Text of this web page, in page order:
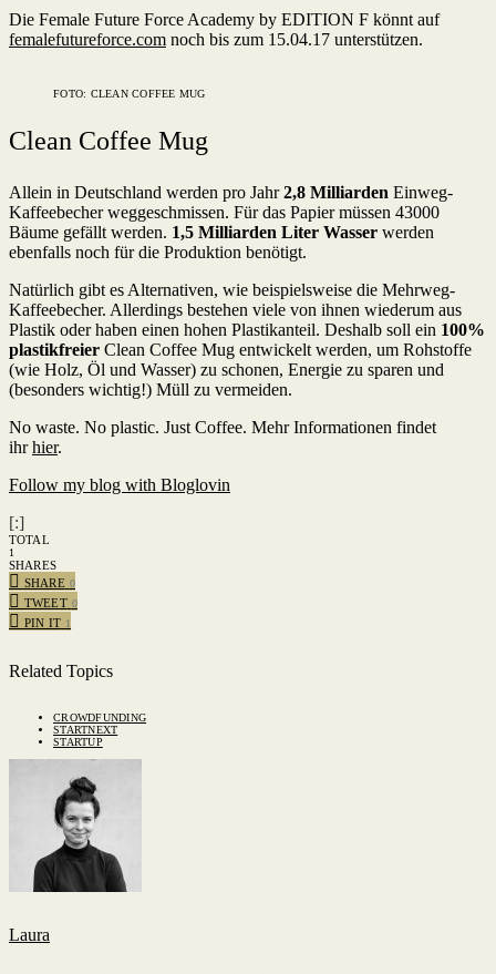
Die Female Future Force Academy by EDITION F könnt auf
femalefutureforce.com noch bis zum 15.04.17 unterstützen.
FOTO: CLEAN COFFEE MUG
Clean Coffee Mug
Allein in Deutschland werden pro Jahr2,8 Milliarden Einweg-
Kaffeebecher weggeschmissen. Für das Papier müssen 43000
Bäume gefällt werden. 1,5 Milliarden Liter Wasser werden
ebenfalls noch für die Produktion benötigt.
Natürlich gibt es Alternativen, wie beispielsweise die Mehrweg-
Kaffeebecher. Allerdings bestehen viele von ihnen wiederum aus
Plastik oder haben einen hohen Plastikanteil. Deshalb soll ein 100%
plastikfreier Clean Coffee Mug entwickelt werden, um Rohstoffe
(wie Holz, Öl und Wasser) zu schonen, Energie zu sparen und
(besonders wichtig!) Müll zu vermeiden.
No waste. No plastic. Just Coffee. Mehr Informationen findet
ihrhier.
Follow my blog with Bloglovin
[:]
TOTAL
1
SHARES
SHARE 0
TWEET 0
PIN IT 1
Related Topics
CROWDFUNDING
STARTNEXT
STARTUP
Laura